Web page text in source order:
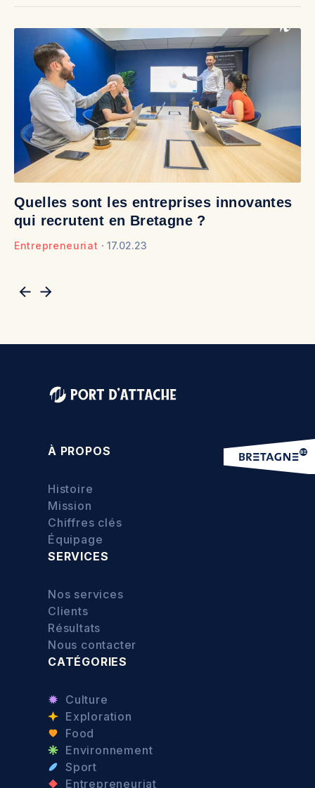
Quelles sont les entreprises innovantes
qui recrutent en Bretagne ?
Entrepreneuriat 17.02.23
À PROPOS
Histoire
Mission
Chiffres clés
Équipage
SERVICES
Nos services
Clients
Résultats
Nous contacter
CATÉGORIES
Culture
Exploration
Food
Environnement
Sport
Entrepreneuriat